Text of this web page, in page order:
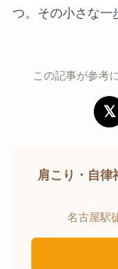
つ。その小さな一
この記事が参考
𝕏
肩こり・自律
名古屋駅